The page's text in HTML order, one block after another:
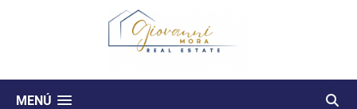
MENÚ